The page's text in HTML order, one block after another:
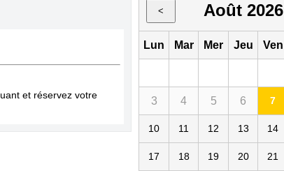
et réservez votre
< Août 2026
Lun Mar Mer Jeu Ven
3 4 5 6 7
10 11 12 13 14
17 18 19 20 21